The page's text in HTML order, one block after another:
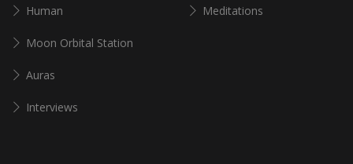
Human
Moon Orbital Station
Auras
Interviews
Meditations